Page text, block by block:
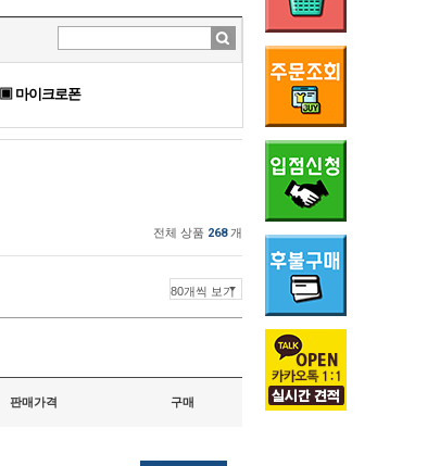
▣ 마이크로폰
전체 상품 268개
판매가격 구매